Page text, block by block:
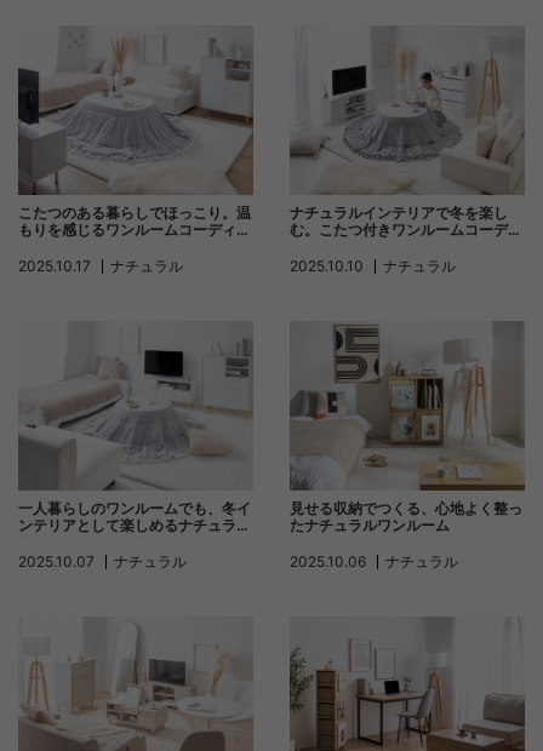
こたつのある暮らしでほっこり。温
もりを感じるワンルームコーディネ
2025.10.17
ナチュラル
ナチュラルインテリアで冬を楽し
む。こたつ付きワンルームコーディ
2025.10.10
ナチュラル
一人暮らしのワンルームでも、冬イ
ンテリアとして楽しめるナチュラル
2025.10.07
ナチュラル
見せる収納でつくる、心地よく整っ
たナチュラルワンルーム
2025.10.06
ナチュラル